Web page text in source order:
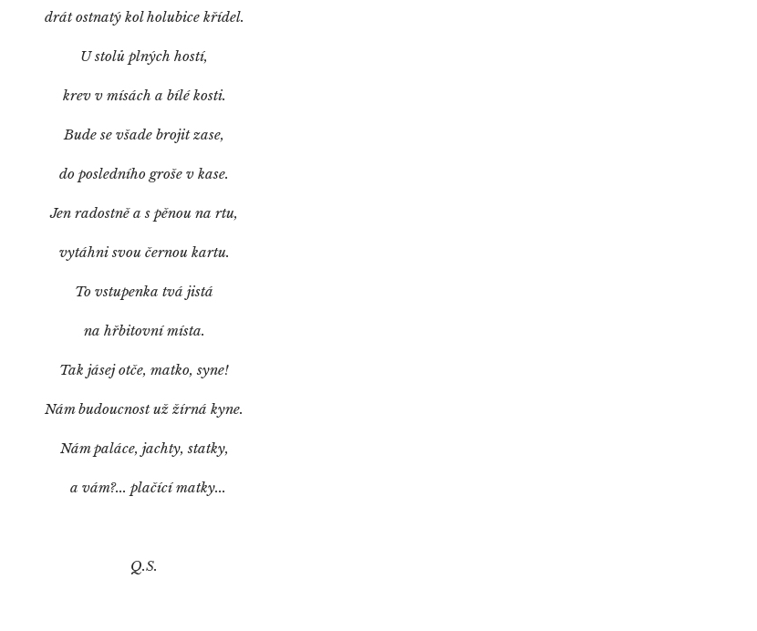
drát ostnatý kol holubice křídel.
U stolů plných hostí,
krev v mísách a bílé kosti.
Bude se všade brojit zase,
do posledního groše v kase.
Jen radostně a s pěnou na rtu,
vytáhni svou černou kartu.
To vstupenka tvá jistá
na hřbitovní místa.
Tak jásej otče, matko, syne!
Nám budoucnost už žírná kyne.
Nám paláce, jachty, statky,
a vám?... plačící matky...
Q.S.